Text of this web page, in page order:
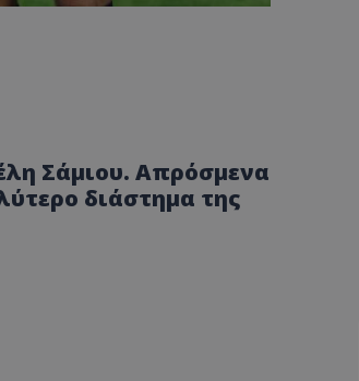
Σάμιου. Απρόσμενα
διάστημα της